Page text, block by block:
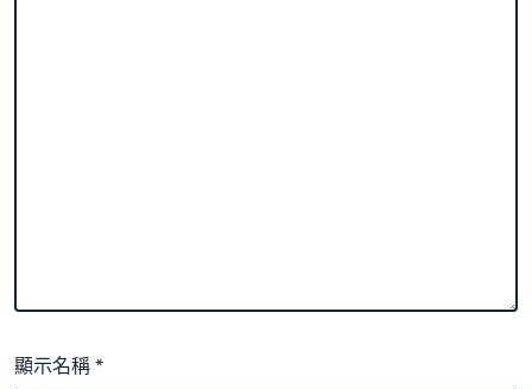
顯示名稱*